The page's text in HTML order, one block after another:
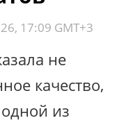
17:09 GMT+3
не
качество,
одной из